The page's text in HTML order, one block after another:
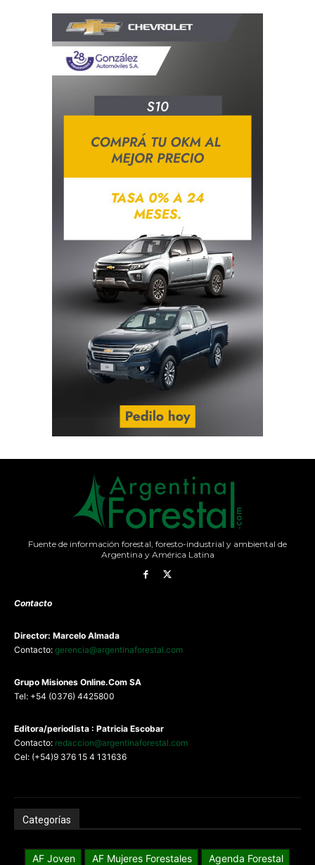
Fuente de información forestal, foresto-industrial y ambiental de
Argentina y América Latina
Contacto
Director: Marcelo Almada
Contacto: gerencia@argentinaforestal.com
Grupo Misiones Online.Com SA
Tel: +54 (0376) 4425800
Editora/periodista : Patricia Escobar
Contacto: redaccion@argentinaforestal.com
Cel: (+54)9 376 15 4 131636
Categorías
AF Joven AF Mujeres Forestales
Agenda Forestal